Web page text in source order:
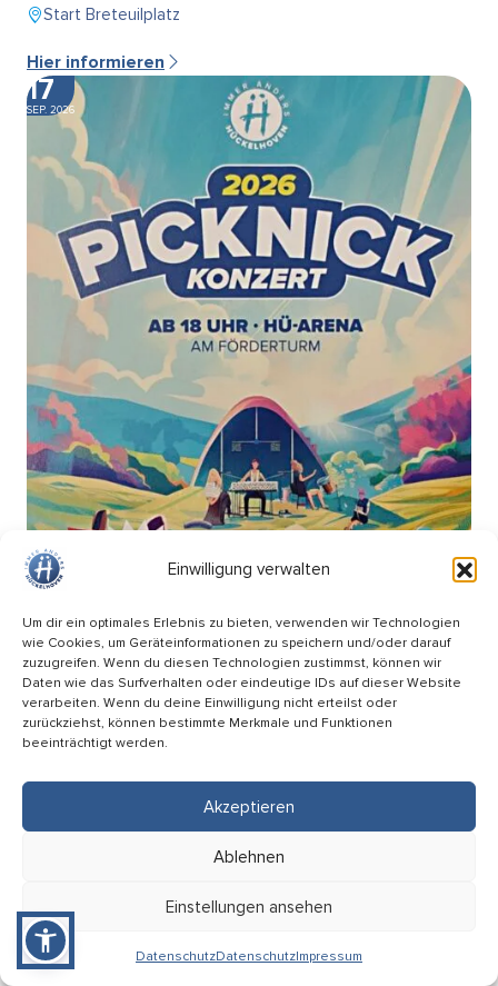
Einwilligung verwalten
Um dir ein optimales Erlebnis zu bieten, verwenden wir Technologien
wie Cookies, um Geräteinformationen zu speichern und/oder darauf
zuzugreifen. Wenn du diesen Technologien zustimmst, können wir
Daten wie das Surfverhalten oder eindeutige IDs auf dieser Website
verarbeiten. Wenn du deine Einwilligung nicht erteilst oder
zurückziehst, können bestimmte Merkmale und Funktionen
beeinträchtigt werden.
Akzeptieren
Ablehnen
Einstellungen ansehen
DatenschutzDatenschutzImpressum
Start Breteuilplatz
Hier informieren
17
SEP. 2026
Picknick Konzert – Mitsing-Konzert mit den
HÜ-Arena am Förderturm
Eintritt: Frei